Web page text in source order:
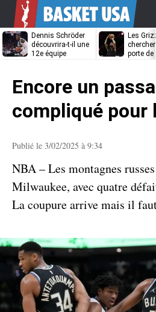
Dennis Schröder
découvrira-t-il une
12e équipe
Les
porte de
Unibet
Encore un
compliqué pour
Publié le 3/02/2025 à 9:34
NBA – Les montagnes
Milwaukee, avec quatre
La coupure arrive mais il